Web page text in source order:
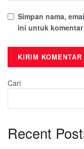
Simpan nama,
ini untuk
Cari
Recent